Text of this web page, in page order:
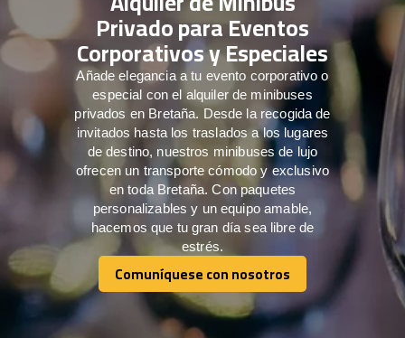
Privado para Eventos
Corporativos y Especiales
Añade elegancia a tu evento corporativo o
especial con el alquiler de minibuses
privados en Bretaña. Desde la recogida de
invitados hasta los traslados a los lugares
de destino, nuestros minibuses de lujo
ofrecen un transporte cómodo y exclusivo
en toda Bretaña. Con paquetes
personalizables y un equipo amable,
hacemos que tu gran día sea libre de
estrés.
Comuníquese con nosotros
Comuníquese con nosotros